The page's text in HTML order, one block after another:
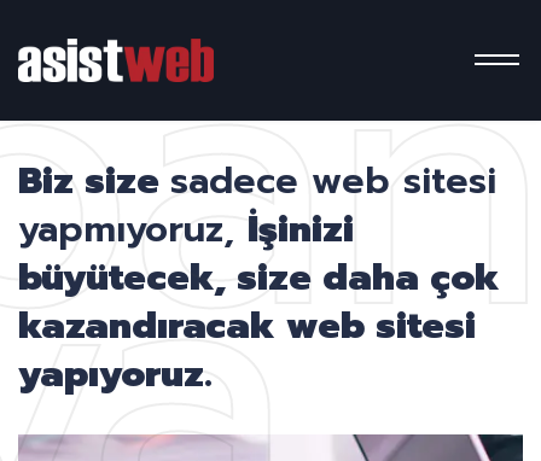
Biz size sadece web sitesi
yapmıyoruz, İşinizi
büyütecek, size daha çok
kazandıracak web sitesi
yapıyoruz.